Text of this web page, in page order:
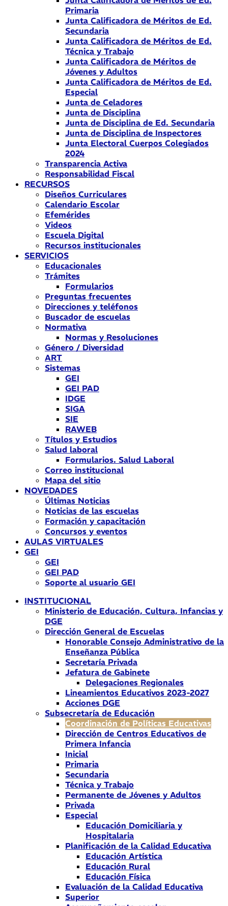
Primaria
Junta Calificadora de Méritos de Ed.
Secundaria
Junta Calificadora de Méritos de Ed.
Técnica y Trabajo
Junta Calificadora de Méritos de
Jóvenes y Adultos
Junta Calificadora de Méritos de Ed.
Especial
Junta de Celadores
Junta de Disciplina
Junta de Disciplina de Ed. Secundaria
Junta de Disciplina de Inspectores
Junta Electoral Cuerpos Colegiados
2024
Transparencia Activa
Responsabilidad Fiscal
RECURSOS
Diseños Curriculares
Calendario Escolar
Efemérides
Videos
Escuela Digital
Recursos institucionales
SERVICIOS
Educacionales
Trámites
Formularios
Preguntas frecuentes
Direcciones y teléfonos
Buscador de escuelas
Normativa
Normas y Resoluciones
Género / Diversidad
ART
Sistemas
GEI
GEI PAD
IDGE
SIGA
SIE
RAWEB
Títulos y Estudios
Salud laboral
Formularios. Salud Laboral
Correo institucional
Mapa del sitio
NOVEDADES
Últimas Noticias
Noticias de las escuelas
Formación y capacitación
Concursos y eventos
AULAS VIRTUALES
GEI
GEI
GEI PAD
Soporte al usuario GEI
INSTITUCIONAL
Ministerio de Educación, Cultura, Infancias y
DGE
Dirección General de Escuelas
Honorable Consejo Administrativo de la
Enseñanza Pública
Secretaría Privada
Jefatura de Gabinete
Delegaciones Regionales
Lineamientos Educativos 2023-2027
Acciones DGE
Subsecretaría de Educación
Coordinación de Políticas Educativas
Dirección de Centros Educativos de
Primera Infancia
Inicial
Primaria
Secundaria
Técnica y Trabajo
Permanente de Jóvenes y Adultos
Privada
Especial
Educación Domiciliaria y
Hospitalaria
Planificación de la Calidad Educativa
Educación Artística
Educación Rural
Educación Física
Evaluación de la Calidad Educativa
Superior